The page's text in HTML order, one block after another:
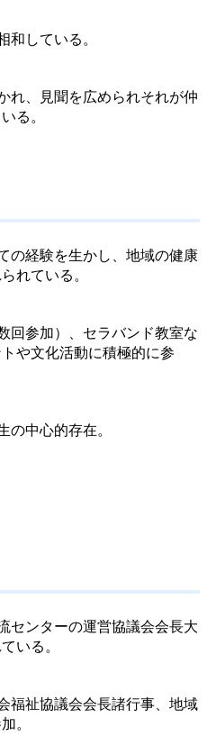
している。
れ、見聞を広められそれが仲
る。
の経験を生かし、地域の健康
れている。
回参加）、セラバンド教室な
や文化活動に積極的に参
中心的存在。
センターの運営協議会会長大
いる。
福祉協議会会長諸行事、地域
。